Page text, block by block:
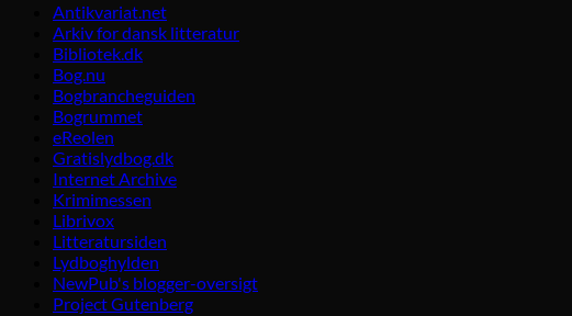
Antikvariat.net
Arkiv for dansk litteratur
Bibliotek.dk
Bog.nu
Bogbrancheguiden
Bogrummet
eReolen
Gratislydbog.dk
Internet Archive
Krimimessen
Librivox
Litteratursiden
Lydboghylden
NewPub's blogger-oversigt
Project Gutenberg